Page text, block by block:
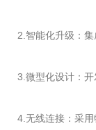
2.智能化升级：
3.微型化设计：开
4.无线连接：采用